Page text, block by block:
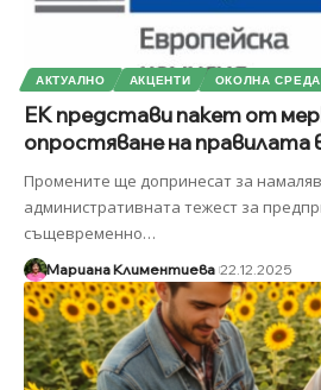
АКТУАЛНО АКЦЕНТИ ОКОЛНА СРЕДА
ЕК представи пакет от
опростяване на правилата
Промените ще допринесат за
административната тежест за
същевременно…
Мариана Климентиева 22.12.2025